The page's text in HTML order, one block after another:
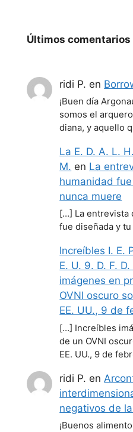
Últimos comentarios
ridi P. en
¡Buen día
somos el
diana, y aquello
La E. D. A. L.
M. en La
humanidad
nunca muere
[…] La entrevista
fue diseñada y
Increíbles I. E.
E. U. 9. D. F.
imágenes en
OVNI oscuro
EE. UU., 9 de
[…] Increíbles
de un OVNI
EE. UU., 9 de
ridi P. en
negativos de
¡Buenos